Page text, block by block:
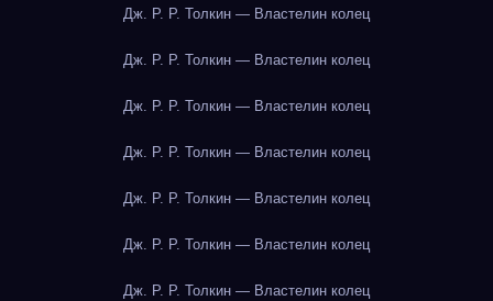
Дж. Р. Р. Толкин — Властелин колец
Дж. Р. Р. Толкин — Властелин колец
Дж. Р. Р. Толкин — Властелин колец
Дж. Р. Р. Толкин — Властелин колец
Дж. Р. Р. Толкин — Властелин колец
Дж. Р. Р. Толкин — Властелин колец
Дж. Р. Р. Толкин — Властелин колец